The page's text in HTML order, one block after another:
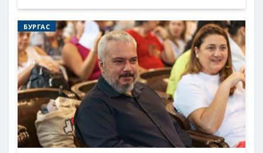
БУРГАС